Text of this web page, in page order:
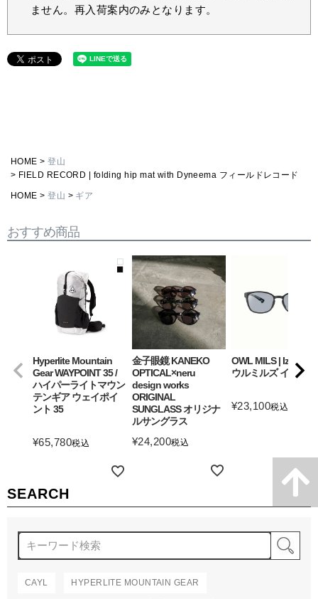
SEARCH
CAYL HYPERLITE MOUNTAIN GEAR
ません。再入荷案内のみとなります。
HOME
登山
FIELD RECORD | folding hip mat with Dyneema フィールドレコード
HOME 登山 ギア
おすすめ商品
Hyperlite Mountain
Gear WAYPOINT 35 /
ハイパーライトマウン
テンギア ウェイポイ
ント 35
¥65,780税込
金子眼鏡 KANEKO
OPTICAL×neru
design works
ORIGINAL
SUNGLASS オリジナ
ルサングラス
¥24,200税込
OWL MILS | Izanagi
ウルミルズ イザナギ
¥23,100税込